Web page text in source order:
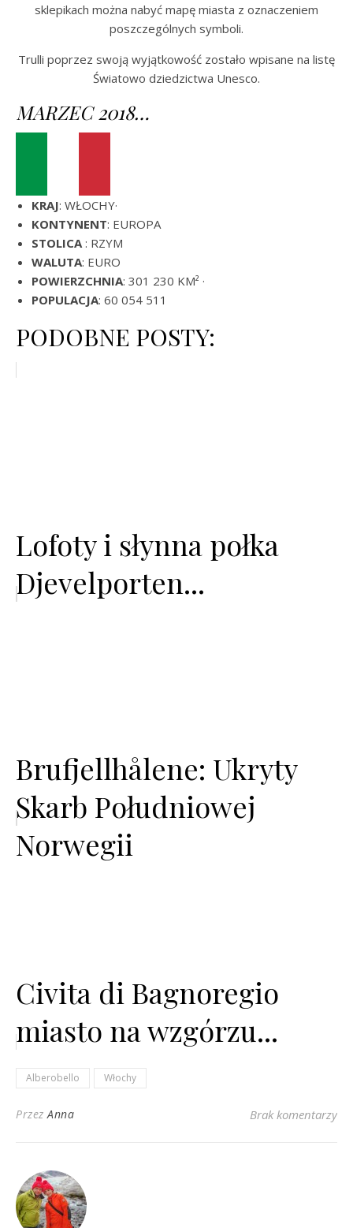
sklepikach można nabyć mapę miasta z oznaczeniem
poszczególnych symboli.
Trulli poprzez swoją wyjątkowość zostało wpisane na listę
Światowo dziedzictwa Unesco.
MARZEC 2018…
KRAJ: WŁOCHY·
KONTYNENT: EUROPA
STOLICA : RZYM
WALUTA: EURO
POWIERZCHNIA: 301 230 KM² ·
POPULACJA: 60 054 511
PODOBNE POSTY:
Lofoty i słynna połka
Djevelporten...
Brufjellhålene: Ukryty
Skarb Południowej
Norwegii
Civita di Bagnoregio
miasto na wzgórzu...
Alberobello Włochy
PrzezAnna Brak komentarzy